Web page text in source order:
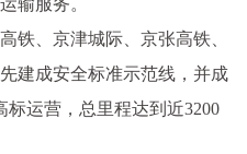
输服务。
铁、京津城际、京张高铁、
建成安全标准示范线，并成
标运营，总里程达到近3200